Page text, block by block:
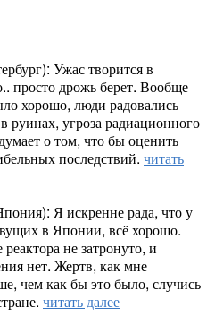
Ужас творится в
просто дрожь берет. Вообще
хорошо, люди радовались
угроза радиационного
о том, что бы оценить
последствий. читать
Я искренне рада, что у
в Японии, всё хорошо.
не затронуто, и
нет. Жертв, как мне
чем как бы это было, случись
читать далее